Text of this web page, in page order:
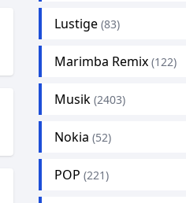
Lustige (83)
Marimba Remix (122)
Musik (2403)
Nokia (52)
POP (221)